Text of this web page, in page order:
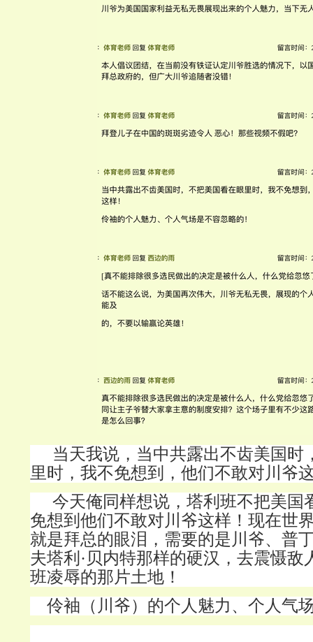
当天我说，当中共露出不齿美国时
里时，我不免想到，他们不敢对川爷
今天俺同样想说，塔利班不把美国
免想到他们不敢对川爷这样！现在世
就是拜总的眼泪，需要的是川爷、普
夫塔利·贝内特那样的硬汉，去震慑敌
班凌辱的那片土地！
伶袖（川爷）的个人魅力、个人气